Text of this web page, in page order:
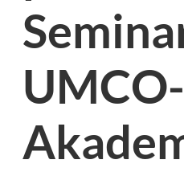
UMCO-